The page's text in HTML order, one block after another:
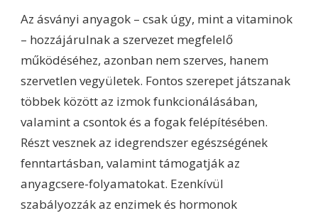
Az ásványi anyagok – csak úgy, mint a vitaminok
– hozzájárulnak a szervezet megfelelő
működéséhez, azonban nem szerves, hanem
szervetlen vegyületek. Fontos szerepet játszanak
többek között az izmok funkcionálásában,
valamint a csontok és a fogak felépítésében.
Részt vesznek az idegrendszer egészségének
fenntartásban, valamint támogatják az
anyagcsere-folyamatokat. Ezenkívül
szabályozzák az enzimek és hormonok